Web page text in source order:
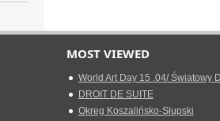
MOST VIEWED
World Art Day 15 .04/ Światowy
DROIT DE SUITE
Okreg Koszalińsko-Słupski